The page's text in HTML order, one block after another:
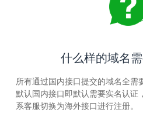
什么样的域名
所有通过国内接口提交的域名全需
默认国内接口即默认需要实名认证
系客服切换为海外接口进行注册。